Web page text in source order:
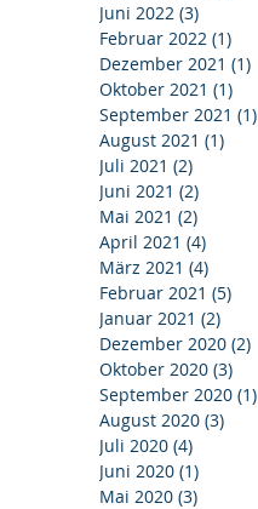
Juni 2022 (3)
Februar 2022 (1)
Dezember 2021 (1)
Oktober 2021 (1)
September 2021 (1)
August 2021 (1)
Juli 2021 (2)
Juni 2021 (2)
Mai 2021 (2)
April 2021 (4)
März 2021 (4)
Februar 2021 (5)
Januar 2021 (2)
Dezember 2020 (2)
Oktober 2020 (3)
September 2020 (1)
August 2020 (3)
Juli 2020 (4)
Juni 2020 (1)
Mai 2020 (3)